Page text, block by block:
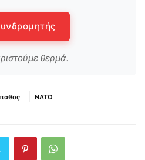
θερμά.
ΝΑΤΟ